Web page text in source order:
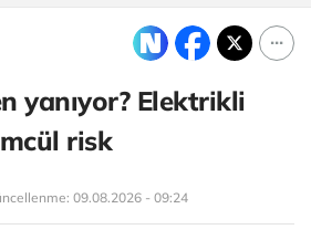
yanıyor? Elektrikli
risk
09.08.2026 - 09:24